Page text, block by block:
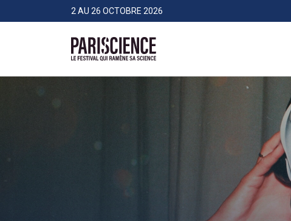
>Aller au contenu2 AU 26 OCTOBRE 2026
Panneau de gestion des cookies